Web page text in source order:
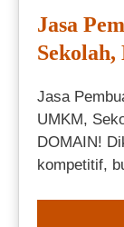
Jasa
Jasa
UMKM,
DOMAIN!
kompetitif,